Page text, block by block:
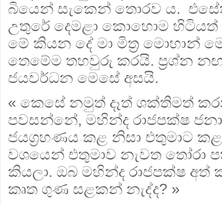
බියෙන් සැකෙන් තොරව ය.
උතුරේ දෙමළා කොහොම හිටියත්
මේ කියන දේ මා මිත්‍ර මොහාන්
තෙමේම තහවුරු කරයි. ප්‍රශ්න
ජයවර්ධන මෙසේ අසයි.
« කෙසේ නමුත් දෑත් ශක්තිමත්
පවසන්නේ, මහින්ද රාජපක්ෂ
ජයග්‍රහණය කළ නිසා එතුමාට
වශයෙන් එතුමාව නැවත තෝරා
කියලා. ඔබ මහින්ද රාජපක්ෂ අත්
කෘත ගුණ සළකන් නැද්ද? »